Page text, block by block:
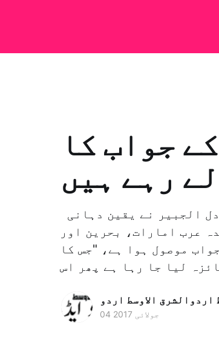
جواب کا
رہے ہیں
عرب امارات، بحرین اور
موصول ہوا ہے، "جس کا
اردوالشرق الاوسط اردو
04 جولائی 2017